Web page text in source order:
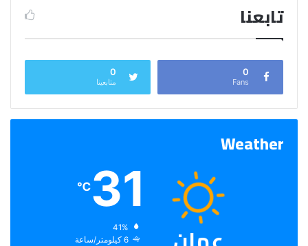
تابعنا
0
Fans
0
متابعينا
Weather
31
℃
الرطوبة:
الرياح: